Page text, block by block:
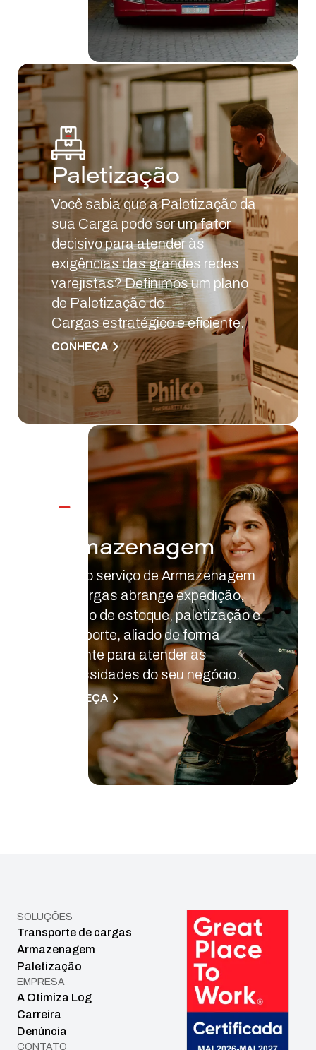
Paletização
Você sabia que a Paletização da
sua Carga pode ser um fator
decisivo para atender às
exigências das grandes redes
varejistas? Definimos um plano
de Paletização de
Cargas estratégico e eficiente.
CONHEÇA
Armazenagem
Nosso serviço de Armazenagem
de Cargas abrange expedição,
gestão de estoque, paletização e
transporte, aliado de forma
eficiente para atender as
necessidades do seu negócio.
CONHEÇA
SOLUÇÕES
Transporte de cargas
Armazenagem
Paletização
EMPRESA
A Otimiza Log
Carreira
Denúncia
CONTATO